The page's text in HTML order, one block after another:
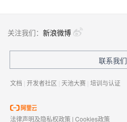
关注我们： 新浪微博
联系我们
文档 | 开发者社区 | 天池大赛 | 培训与认证
法律声明及隐私权政策 | Cookies政策